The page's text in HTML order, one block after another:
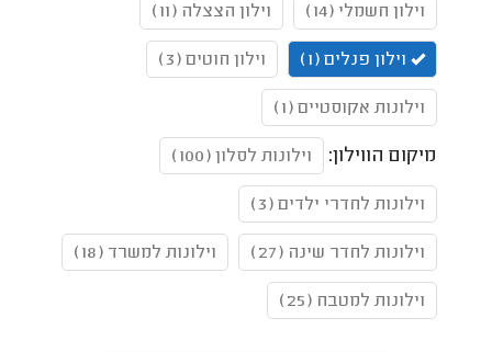
וילון חשמלי (14) וילון הצצלה (11)
וילון פנלים (1) וילון חוטים (3)
וילונות אקוסטיים (1)
מיקום הווילון: וילונות לסלון (100)
וילונות לחדרי ילדים (3)
וילונות לחדר שינה (27) וילונות למשרד (18)
וילונות למטבח (25)